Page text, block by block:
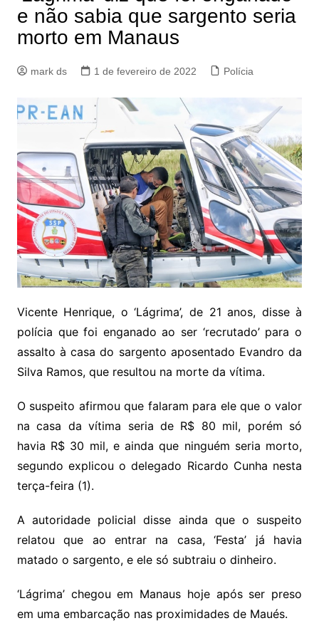
e não sabia que sargento seria
morto em Manaus
mark ds 1 de fevereiro de 2022 Polícia
Vicente Henrique, o ‘Lágrima’, de 21 anos, disse à
polícia que foi enganado ao ser ‘recrutado’ para o
assalto à casa do sargento aposentado Evandro da
Silva Ramos, que resultou na morte da vítima.
O suspeito afirmou que falaram para ele que o valor
na casa da vítima seria de R$ 80 mil, porém só
havia R$ 30 mil, e ainda que ninguém seria morto,
segundo explicou o delegado Ricardo Cunha nesta
terça-feira (1).
A autoridade policial disse ainda que o suspeito
relatou que ao entrar na casa, ‘Festa’ já havia
matado o sargento, e ele só subtraiu o dinheiro.
‘Lágrima’ chegou em Manaus hoje após ser preso
em uma embarcação nas proximidades de Maués.